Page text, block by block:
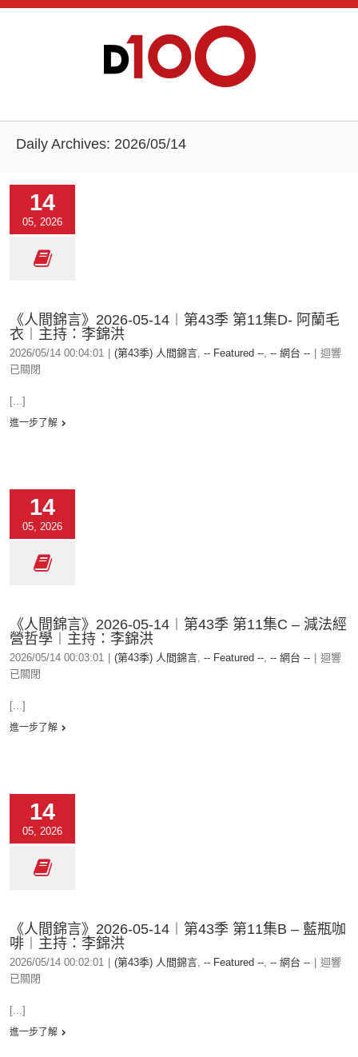
Daily Archives: 2026/05/14
14
05, 2026
《人間錦言》2026-05-14︱第43季 第11集D- 阿蘭毛
衣︱主持：李錦洪
2026/05/14 00:04:01 (第43季) 人間錦言, -- Featured --, -- 網台 --
迴響
已關閉
[...]
進一步了解
14
05, 2026
《人間錦言》2026-05-14︱第43季 第11集C – 減法經
營哲學︱主持：李錦洪
2026/05/14 00:03:01 (第43季) 人間錦言, -- Featured --, -- 網台 --
迴響
已關閉
[...]
進一步了解
14
05, 2026
《人間錦言》2026-05-14︱第43季 第11集B – 藍瓶咖
啡︱主持：李錦洪
2026/05/14 00:02:01 (第43季) 人間錦言, -- Featured --, -- 網台 --
迴響
已關閉
[...]
進一步了解